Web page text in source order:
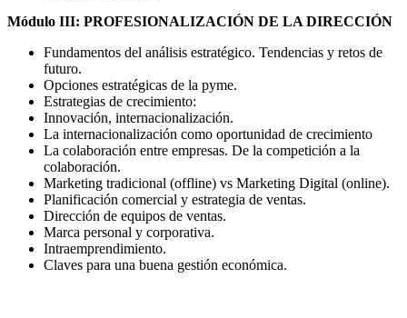
Módulo III: PROFESIONALIZACIÓN DE LA DIRECCIÓN
Fundamentos del análisis estratégico. Tendencias y retos de
futuro.
Opciones estratégicas de la pyme.
Estrategias de crecimiento:
Innovación, internacionalización.
La internacionalización como oportunidad de crecimiento
La colaboración entre empresas. De la competición a la
colaboración.
Marketing tradicional (offline) vs Marketing Digital (online).
Planificación comercial y estrategia de ventas.
Dirección de equipos de ventas.
Marca personal y corporativa.
Intraemprendimiento.
Claves para una buena gestión económica.